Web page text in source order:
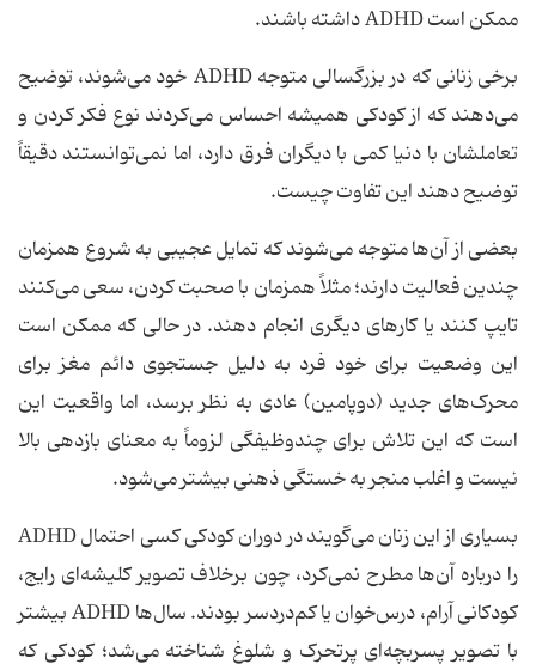
ممکن است ADHD داشته باشند.
برخی زنانی که در بزرگسالی متوجه ADHD خود می‌شوند، توضیح
می‌دهند که از کودکی همیشه احساس می‌کردند نوع فکر کردن و
تعاملشان با دنیا کمی با دیگران فرق دارد، اما نمی‌توانستند دقیقاً
توضیح دهند این تفاوت چیست.
بعضی از آن‌ها متوجه می‌شوند که تمایل عجیبی به شروع همزمان
چندین فعالیت دارند؛ مثلاً همزمان با صحبت کردن، سعی می‌کنند
تایپ کنند یا کارهای دیگری انجام دهند. در حالی که ممکن است
این وضعیت برای خود فرد به دلیل جستجوی دائم مغز برای
محرک‌های جدید (دوپامین) عادی به نظر برسد، اما واقعیت این
است که این تلاش برای چندوظیفگی لزوماً به معنای بازدهی بالا
نیست و اغلب منجر به خستگی ذهنی بیشتر می‌شود.
بسیاری از این زنان می‌گویند در دوران کودکی کسی احتمال ADHD
را درباره آن‌ها مطرح نمی‌کرد، چون برخلاف تصویر کلیشه‌ای رایج،
کودکانی آرام، درس‌خوان یا کم‌دردسر بودند. سال‌ها ADHD بیشتر
با تصویر پسربچه‌ای پرتحرک و شلوغ شناخته می‌شد؛ کودکی که